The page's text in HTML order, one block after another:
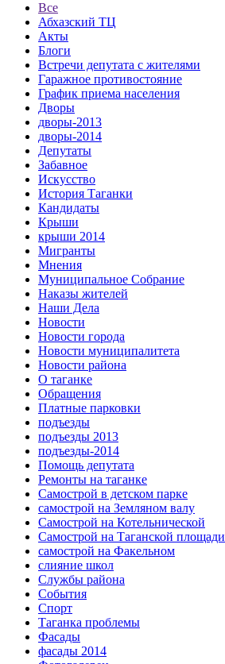
Все
Абхазский ТЦ
Акты
Блоги
Встречи депутата с жителями
Гаражное противостояние
График приема населения
Дворы
дворы-2013
дворы-2014
Депутаты
Забавное
Искусство
История Таганки
Кандидаты
Крыши
крыши 2014
Мигранты
Мнения
Муниципальное Собрание
Наказы жителей
Наши Дела
Новости
Новости города
Новости муниципалитета
Новости района
О таганке
Обращения
Платные парковки
подъезды
подъезды 2013
подъезды-2014
Помощь депутата
Ремонты на таганке
Самострой в детском парке
самострой на Земляном валу
Самострой на Котельнической
Самострой на Таганской площади
самострой на Факельном
слияние школ
Службы района
События
Спорт
Таганка проблемы
Фасады
фасады 2014